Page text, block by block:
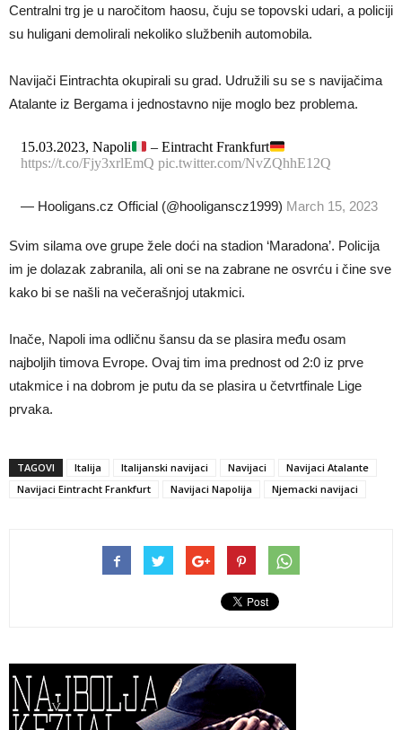
Centralni trg je u naročitom haosu, čuju se topovski udari, a policiji
su huligani demolirali nekoliko službenih automobila.
Navijači Eintrachta okupirali su grad. Udružili su se s navijačima
Atalante iz Bergama i jednostavno nije moglo bez problema.
15.03.2023, Napoli
– Eintracht Frankfurt
https://t.co/Fjy3xrlEmQ pic.twitter.com/NvZQhhE12Q
— Hooligans.cz Official (@hooliganscz1999) March 15, 2023
Svim silama ove grupe žele doći na stadion ‘Maradona’. Policija
im je dolazak zabranila, ali oni se na zabrane ne osvrću i čine sve
kako bi se našli na večerašnjoj utakmici.
Inače, Napoli ima odličnu šansu da se plasira među osam
najboljih timova Evrope. Ovaj tim ima prednost od 2:0 iz prve
utakmice i na dobrom je putu da se plasira u četvrtfinale Lige
prvaka.
TAGOVI Italija Italijanski navijaci Navijaci
Navijaci Atalante
Navijaci Eintracht Frankfurt
Navijaci Napolija Njemacki navijaci